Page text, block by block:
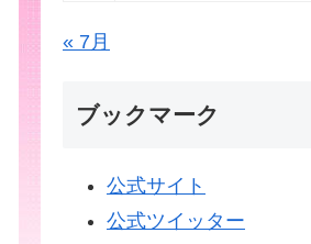
« 7月
ブックマーク
公式サイト
公式ツイッター